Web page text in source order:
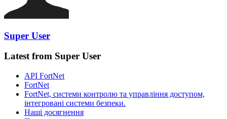
Super User
Latest from Super User
API FortNet
FortNet
FortNet, системи контролю та управління доступом,
інтегровані системи безпеки.
Наші досягнення